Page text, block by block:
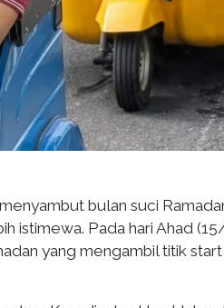
bulan suci
istimewa. Pada hari Ahad
yang mengambil titik